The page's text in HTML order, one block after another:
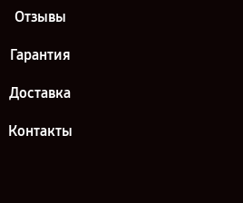
Отзывы
Гарантия
Доставка
Контакты